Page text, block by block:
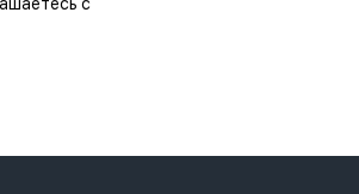
с